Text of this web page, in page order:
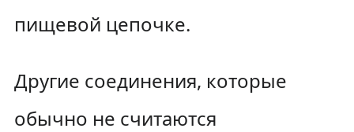
пищевой цепочке.
Другие соединения, которые
обычно не считаются